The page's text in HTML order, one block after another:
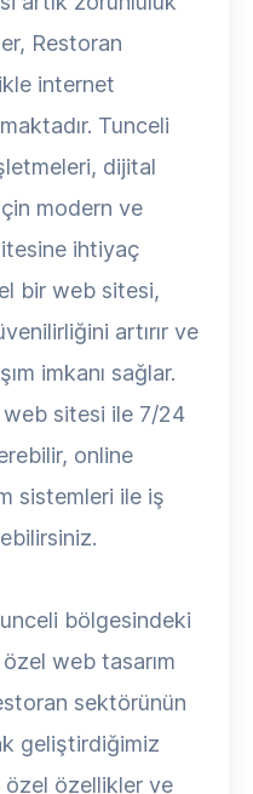
Restoran
internet
Tunceli
dijital
modern ve
ihtiyaç
bir web sitesi,
artırır ve
imkanı sağlar.
web sitesi ile 7/24
online
sistemleri ile iş
bölgesindeki
web tasarım
sektörünün
geliştirdiğimiz
özellikler ve